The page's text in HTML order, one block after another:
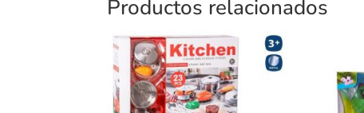
Productos relacionados